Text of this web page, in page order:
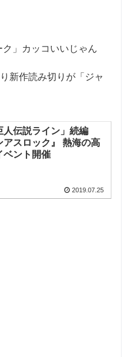
ク」カッコいいじゃん
新作読み切りが「ジャ
人伝説ライン」続編
アスロック』 熱海の高
ベント開催
2019.07.25